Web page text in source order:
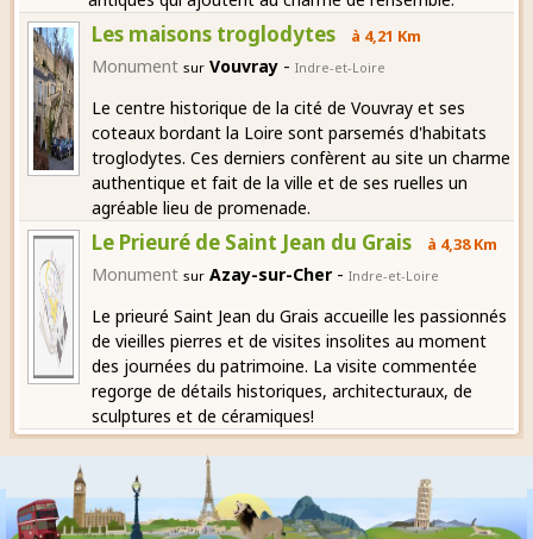
Les maisons troglodytes à 4,21 Km
Monument sur Vouvray -Indre-et-Loire
Le centre historique de la cité de Vouvray et ses
coteaux bordant la Loire sont parsemés d'habitats
troglodytes. Ces derniers confèrent au site un charme
authentique et fait de la ville et de ses ruelles un
agréable lieu de promenade.
Le Prieuré de Saint Jean du Grais à 4,38 Km
Monument sur Azay-sur-Cher - Indre-et-Loire
Le prieuré Saint Jean du Grais accueille les passionnés
de vieilles pierres et de visites insolites au moment
des journées du patrimoine. La visite commentée
regorge de détails historiques, architecturaux, de
sculptures et de céramiques!